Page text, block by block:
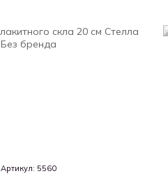
Артикул: 5560